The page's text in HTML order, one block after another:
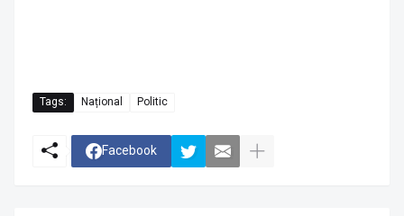
Tags: Național Politic
Facebook